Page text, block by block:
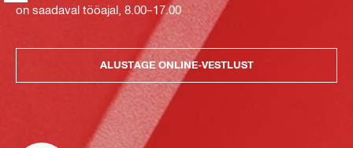
on saadaval tööajal, 8.00–17.00
ALUSTAGE ONLINE-VESTLUST